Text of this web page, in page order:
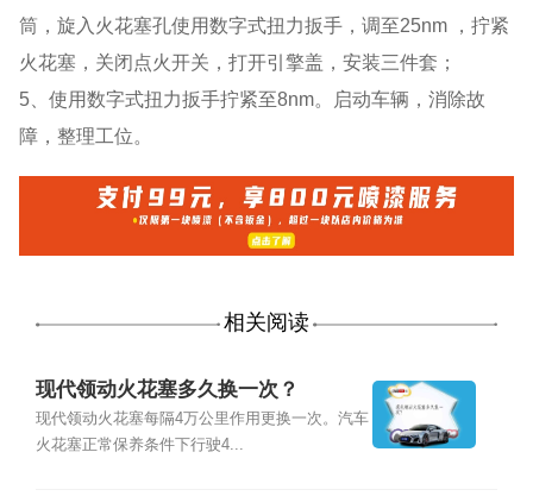
筒，旋入火花塞孔使用数字式扭力扳手，调至25nm ，拧紧
火花塞，关闭点火开关，打开引擎盖，安装三件套；
5、使用数字式扭力扳手拧紧至8nm。启动车辆，消除故
障，整理工位。
相关阅读
现代领动火花塞多久换一次？
现代领动火花塞每隔4万公里作用更换一次。汽车
火花塞正常保养条件下行驶4...